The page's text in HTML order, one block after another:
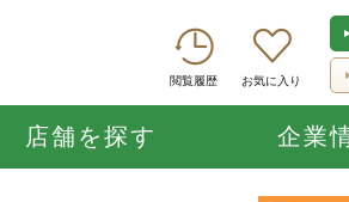
閲覧履歴 お気に入り
店舗を探す 企業